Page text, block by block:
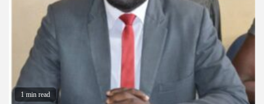
1 min read